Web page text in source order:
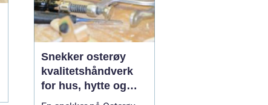
Snekker osterøy
kvalitetshåndverk
for hus, hytte og
rehabilitering